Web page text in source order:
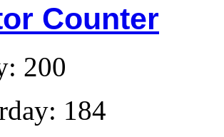
Counter
200
184